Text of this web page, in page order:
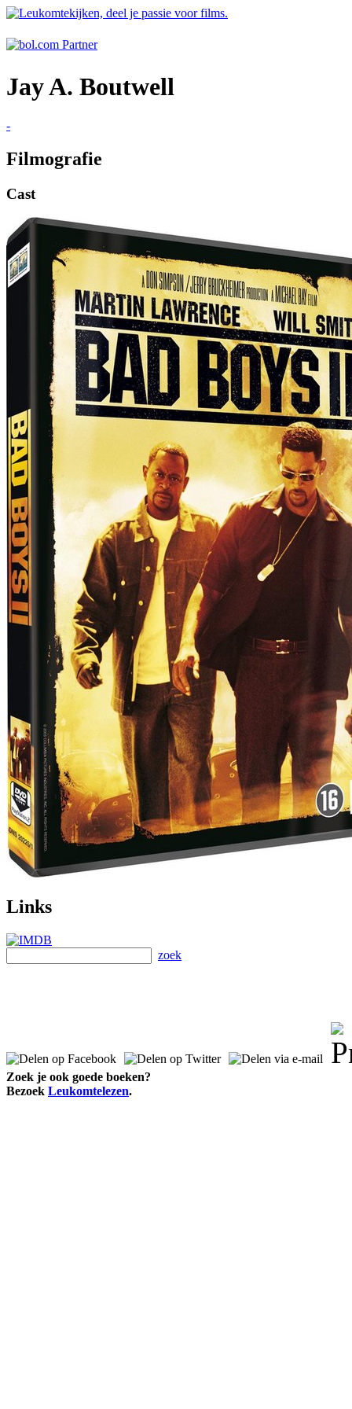
Jay A. Boutwell
-
Filmografie
Cast
Links
zoek
Zoek je ook goede boeken?
Bezoek Leukomtelezen.